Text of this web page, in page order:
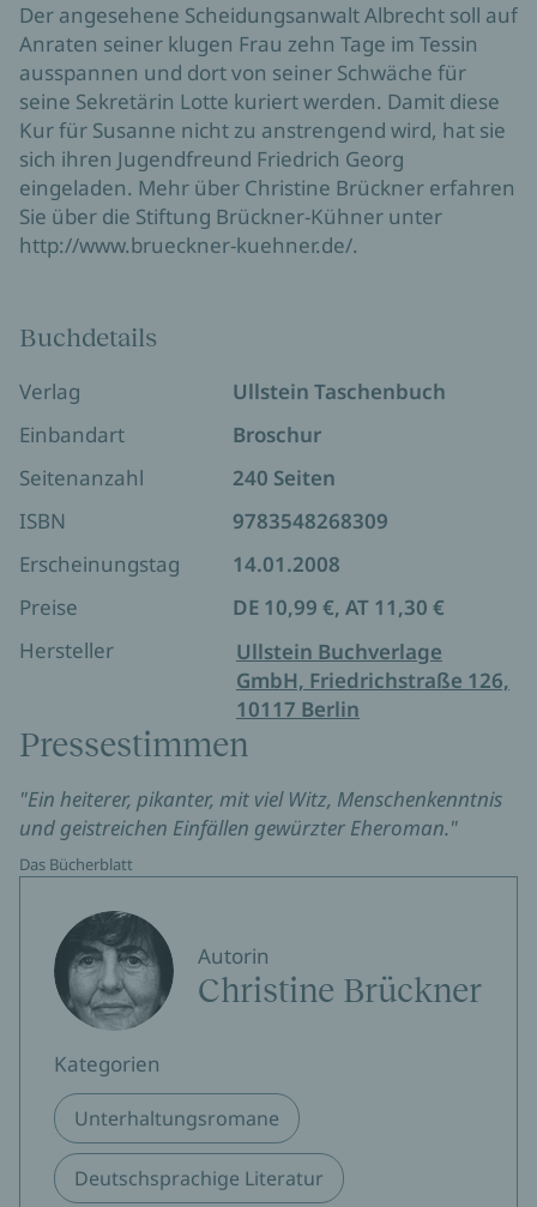
Der angesehene Scheidungsanwalt Albrecht soll auf
Anraten seiner klugen Frau zehn Tage im Tessin
ausspannen und dort von seiner Schwäche für
seine Sekretärin Lotte kuriert werden. Damit diese
Kur für Susanne nicht zu anstrengend wird, hat sie
sich ihren Jugendfreund Friedrich Georg
eingeladen. Mehr über Christine Brückner erfahren
Sie über die Stiftung Brückner-Kühner unter
http://www.brueckner-kuehner.de/.
Buchdetails
Verlag
Ullstein Taschenbuch
Einbandart
Broschur
Seitenanzahl
240 Seiten
ISBN
9783548268309
Erscheinungstag
14.01.2008
Preise
DE 10,99 €, AT 11,30 €
Hersteller
Ullstein Buchverlage
GmbH, Friedrichstraße 126,
10117 Berlin
Pressestimmen
"Ein heiterer, pikanter, mit viel Witz, Menschenkenntnis
und geistreichen Einfällen gewürzter Eheroman."
Das Bücherblatt
Autorin
Christine Brückner
Kategorien
Unterhaltungsromane
Deutschsprachige Literatur